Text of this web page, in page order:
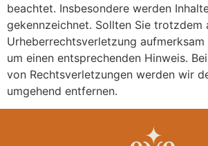
beachtet. Insbesondere werden
gekennzeichnet. Sollten Sie trotzdem
Urheberrechtsverletzung
um einen entsprechenden Hinweis.
von Rechtsverletzungen werden wir
umgehend entfernen.